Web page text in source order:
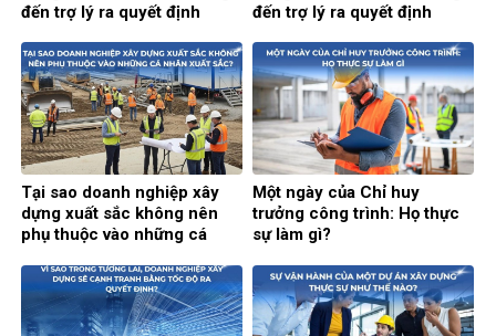
đến trợ lý ra quyết định
đến trợ lý ra quyết định
Tại sao doanh nghiệp xây
dựng xuất sắc không nên
phụ thuộc vào những cá
Một ngày của Chỉ huy
trưởng công trình: Họ thực
sự làm gì?